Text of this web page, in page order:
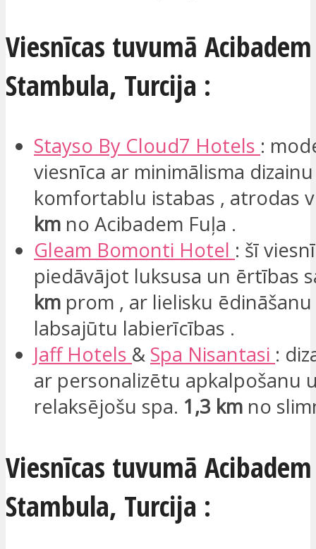
Viesnīcas tuvumā
Stambula, Turcija :
Stayso By Cloud7 Hotels :
viesnīca ar minimālisma
komfortablu istabas , atrodas
km no Acibadem Fuļa .
Gleam Bomonti Hotel : šī
piedāvājot luksusa un ērtības
km prom , ar lielisku
labsajūtu labierīcības .
Jaff Hotels & Spa Nisantasi :
ar personalizētu apkalpošanu
relaksējošu spa. 1,3 km no
Viesnīcas tuvumā
Stambula, Turcija :